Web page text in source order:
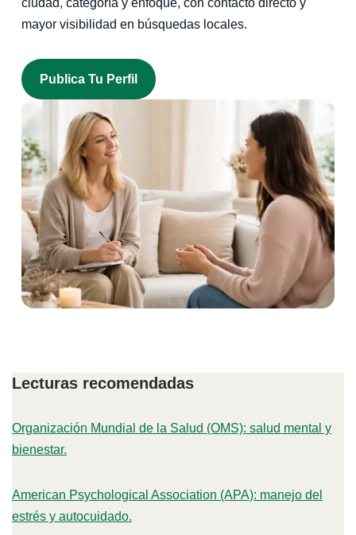
ciudad, categoría y enfoque, con contacto directo y
mayor visibilidad en búsquedas locales.
Publica Tu Perfil
Lecturas recomendadas
Organización Mundial de la Salud (OMS): salud mental y
bienestar.
American Psychological Association (APA): manejo del
estrés y autocuidado.